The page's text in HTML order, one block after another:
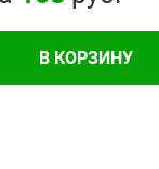
В КОРЗИНУ